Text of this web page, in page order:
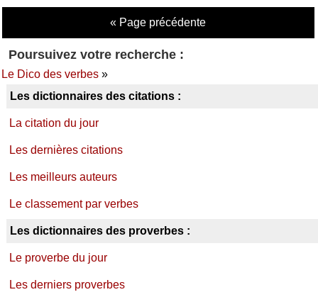
« Page précédente
Poursuivez votre recherche :
Le Dico des verbes»
Les dictionnaires des citations :
La citation du jour
Les dernières citations
Les meilleurs auteurs
Le classement par verbes
Les dictionnaires des proverbes :
Le proverbe du jour
Les derniers proverbes